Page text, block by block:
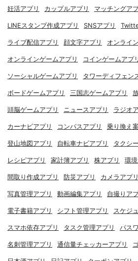
妊活アプリ カップルアプリ マッチングア
LINEスタンプ作成アプリ SNSアプリ
ライブ配信アプリ 顔文字アプリ オンライ
オンラインゲームアプリ コインゲームアプ
ソーシャルゲームアプリ タワーディフェン
ボードゲームアプリ 三国志ゲームアプリ
頭脳ゲームアプリ ニュースアプリ ラジオ
カーナビアプリ コンパスアプリ 乗り換え
登山地図アプリ 自転車ナビアプリ タクシ
レシピアプリ 家計簿アプリ 株アプリ 環
間取り作成アプリ 防災アプリ カメラアプリ
写真管理アプリ 動画編集アプリ 自撮りア
電子書籍アプリ シフト管理アプリ スケジ
スマホ依存アプリ タスク管理アプリ パス
名刺管理アプリ 通信量チェッカーアプリ